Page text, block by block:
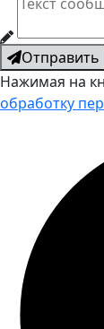
Отправить
Нажимая на
обработку